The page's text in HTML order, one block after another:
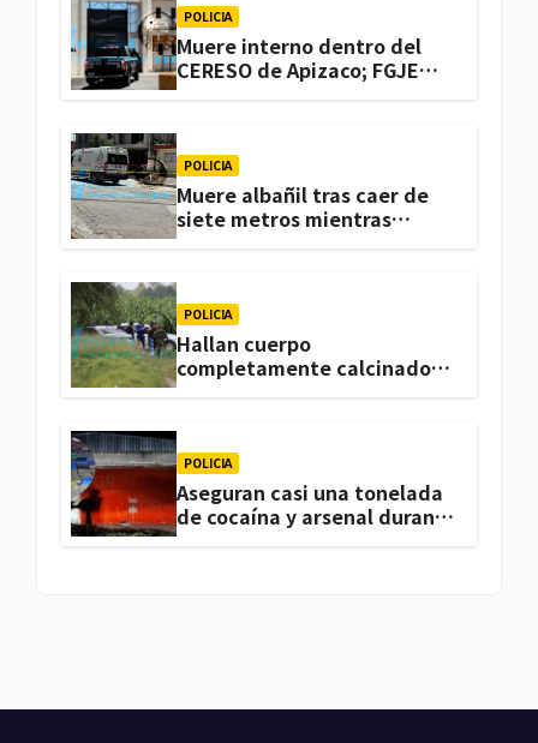
POLICIA
Muere interno dentro del
CERESO de Apizaco; FGJE
POLICIA
Muere albañil tras caer de
siete metros mientras
POLICIA
Hallan cuerpo
completamente calcinado
POLICIA
Aseguran casi una tonelada
de cocaína y arsenal durante